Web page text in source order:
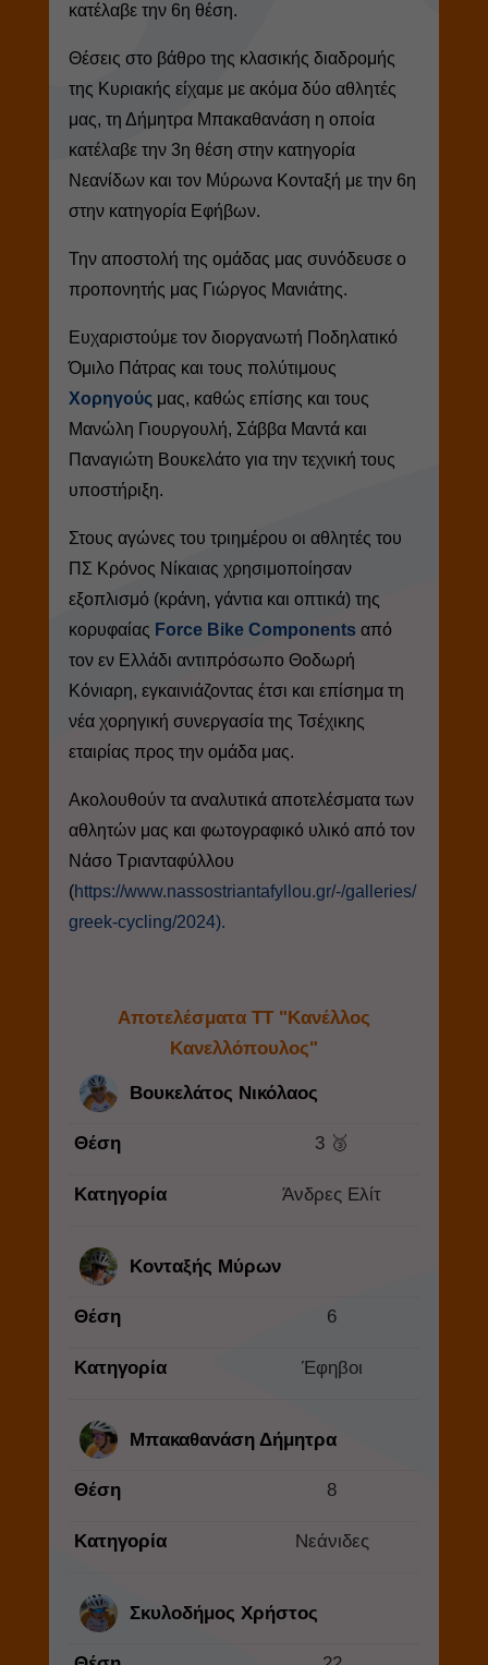
κατέλαβε την 6η θέση.
Θέσεις στο βάθρο της κλασικής διαδρομής
της Κυριακής είχαμε με ακόμα δύο αθλητές
μας, τη Δήμητρα Μπακαθανάση η οποία
κατέλαβε την 3η θέση στην κατηγορία
Νεανίδων και τον Μύρωνα Κονταξή με την 6η
στην κατηγορία Εφήβων.
Την αποστολή της ομάδας μας συνόδευσε ο
προπονητής μας Γιώργος Μανιάτης.
Ευχαριστούμε τον διοργανωτή Ποδηλατικό
Όμιλο Πάτρας και τους πολύτιμους
Χορηγούς μας, καθώς επίσης και τους
Μανώλη Γιουργουλή, Σάββα Μαντά και
Παναγιώτη Βουκελάτο για την τεχνική τους
υποστήριξη.
Στους αγώνες του τριημέρου οι αθλητές του
ΠΣ Κρόνος Νίκαιας χρησιμοποίησαν
εξοπλισμό (κράνη, γάντια και οπτικά) της
κορυφαίας Force Bike Components από
τον εν Ελλάδι αντιπρόσωπο Θοδωρή
Κόνιαρη, εγκαινιάζοντας έτσι και επίσημα τη
νέα χορηγική συνεργασία της Τσέχικης
εταιρίας προς την ομάδα μας.
Ακολουθούν τα αναλυτικά αποτελέσματα των
αθλητών μας και φωτογραφικό υλικό από τον
Νάσο Τριανταφύλλου
(https://www.nassostriantafyllou.gr/-/galleries/
greek-cycling/2024).
Αποτελέσματα ΤΤ "Κανέλλος
Κανελλόπουλος"
Βουκελάτος Νικόλαος
Θέση 3 🥉
Κατηγορία Άνδρες Ελίτ
Κονταξής Μύρων
Θέση 6
Κατηγορία Έφηβοι
Μπακαθανάση Δήμητρα
Θέση 8
Κατηγορία Νεάνιδες
Σκυλοδήμος Χρήστος